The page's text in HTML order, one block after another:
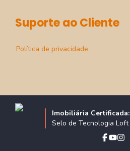
Suporte ao Cliente
Política de privacidade
Imobiliária Certificada:
Selo de Tecnologia Loft